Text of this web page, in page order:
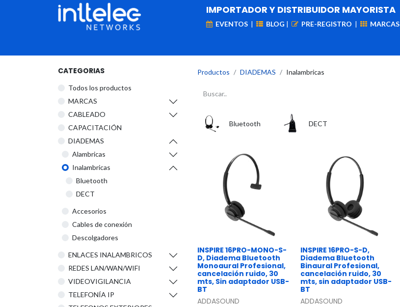
IMPORTADOR Y DISTRIBUIDOR MAYORISTA
EVENTOS | BLOG | PRE-REGISTRO | MARCAS
CATEGORIAS
Todos los productos
​MARCAS
CABLEADO
CAPACITACIÓN
DIADEMAS
Alambricas
Inalambricas
Bluetooth
DECT
Accesorios
Cables de conexión
Descolgadores
ENLACES INALAMBRICOS
REDES LAN/WAN/WIFI
VIDEOVIGILANCIA
TELEFONÍA IP
Productos DIADEMAS Inalambricas
Bluetooth DECT
INSPIRE 16PRO-MONO-S-
D, Diadema Bluetooth
Monoaural Profesional,
cancelación ruido, 30
mts, Sin adaptador USB-
BT
ADDASOUND
INSPIRE 16PRO-S-D,
Diadema Bluetooth
Binaural Profesional,
cancelación ruido, 30
mts, sin adaptador USB-
BT
ADDASOUND